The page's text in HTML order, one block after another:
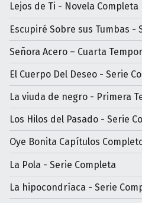
Lejos de Ti - Novela Completa
Escupiré Sobre sus Tumbas -
Señora Acero – Cuarta
El Cuerpo Del Deseo - Serie
La viuda de negro - Primera
Los Hilos del Pasado - Serie
Oye Bonita Capítulos
La Pola - Serie Completa
La hipocondríaca - Serie